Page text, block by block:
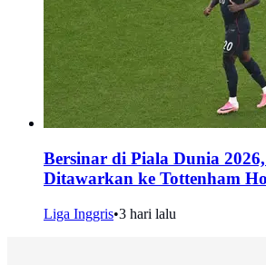
Bersinar di Piala Dunia
Ditawarkan ke Tottenham
Liga Inggris•3 hari lalu